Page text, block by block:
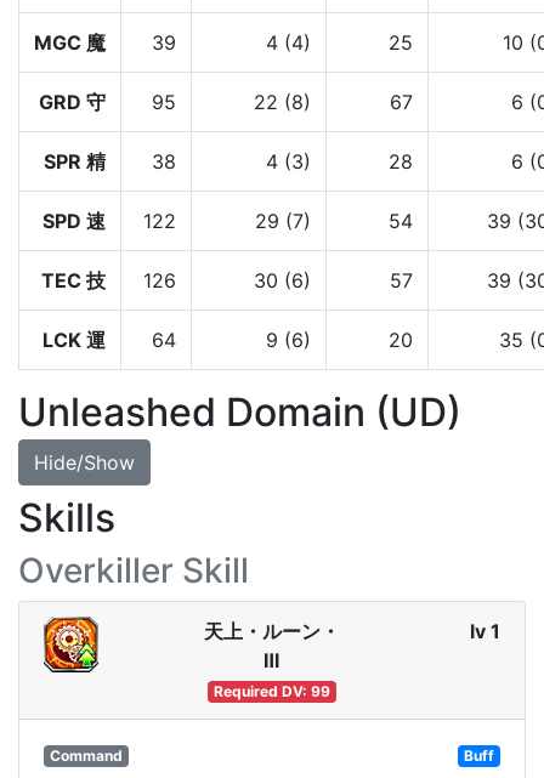
MGC 魔 39 4 (4) 25 10
GRD 守 95 22 (8) 67 6
SPR 精 38 4 (3) 28 6
SPD 速 122 29 (7) 54 39
TEC 技 126 30 (6) 57 39
LCK 運 64 9 (6) 20 35
Unleashed Domain (UD)
Hide/Show
Skills
Overkiller Skill
天上・ルーン・
Ⅲ
Required DV: 99
lv 1
Command Buff